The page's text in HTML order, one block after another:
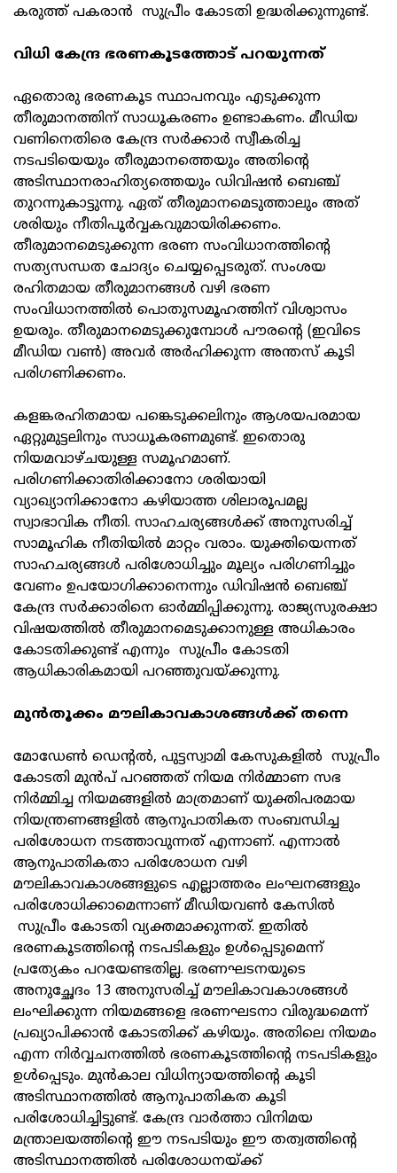
കരുത്ത് പകരാന്‍ സുപ്രീം കോടതി ഉദ്ധരിക്കുന്നുണ്ട്.
വിധി കേന്ദ്ര ഭരണകൂടത്തോട് പറയുന്നത്
ഏതൊരു ഭരണകൂട സ്ഥാപനവും എടുക്കുന്ന
തീരുമാനത്തിന് സാധൂകരണം ഉണ്ടാകണം. മീഡിയ
വണിനെതിരെ കേന്ദ്ര സര്‍ക്കാര്‍ സ്വീകരിച്ച
നടപടിയെയും തീരുമാനത്തെയും അതിന്റെ
അടിസ്ഥാനരാഹിത്യത്തെയും ഡിവിഷന്‍ ബെഞ്ച്
തുറന്നുകാട്ടുന്നു. ഏത് തീരുമാനമെടുത്താലും അത്
ശരിയും നീതിപൂര്‍വ്വകവുമായിരിക്കണം.
തീരുമാനമെടുക്കുന്ന ഭരണ സംവിധാനത്തിന്റെ
സത്യസന്ധത ചോദ്യം ചെയ്യപ്പെടരുത്. സംശയ
രഹിതമായ തീരുമാനങ്ങള്‍ വഴി ഭരണ
സംവിധാനത്തില്‍ പൊതുസമൂഹത്തിന് വിശ്വാസം
ഉയരും. തീരുമാനമെടുക്കുമ്പോള്‍ പൗരന്റെ (ഇവിടെ
മീഡിയ വണ്‍) അവര്‍ അര്‍ഹിക്കുന്ന അന്തസ് കൂടി
പരിഗണിക്കണം.
കളങ്കരഹിതമായ പങ്കെടുക്കലിനും ആശയപരമായ
ഏറ്റുമുട്ടലിനും സാധൂകരണമുണ്ട്. ഇതൊരു
നിയമവാഴ്ചയുള്ള സമൂഹമാണ്.
പരിഗണിക്കാതിരിക്കാനോ ശരിയായി
വ്യാഖ്യാനിക്കാനോ കഴിയാത്ത ശിലാരൂപമല്ല
സ്വാഭാവിക നീതി. സാഹചര്യങ്ങള്‍ക്ക് അനുസരിച്ച്
സാമൂഹിക നീതിയില്‍ മാറ്റം വരാം. യുക്തിയെന്നത്
സാഹചര്യങ്ങള്‍ പരിശോധിച്ചും മൂല്യം പരിഗണിച്ചും
വേണം ഉപയോഗിക്കാനെന്നും ഡിവിഷന്‍ ബെഞ്ച്
കേന്ദ്ര സര്‍ക്കാരിനെ ഓര്‍മ്മിപ്പിക്കുന്നു. രാജ്യസുരക്ഷാ
വിഷയത്തില്‍ തീരുമാനമെടുക്കാനുള്ള അധികാരം
കോടതിക്കുണ്ട് എന്നും സുപ്രീം കോടതി
ആധികാരികമായി പറഞ്ഞുവയ്ക്കുന്നു.
മുന്‍തൂക്കം മൗലികാവകാശങ്ങള്‍ക്ക് തന്നെ
മോഡേണ്‍ ഡെന്റല്‍, പുട്ടസ്വാമി കേസുകളില്‍ സുപ്രീം
കോടതി മുന്‍പ് പറഞ്ഞത് നിയമ നിര്‍മ്മാണ സഭ
നിര്‍മ്മിച്ച നിയമങ്ങളില്‍ മാത്രമാണ് യുക്തിപരമായ
നിയന്ത്രണങ്ങളില്‍ ആനുപാതികത സംബന്ധിച്ച
പരിശോധന നടത്താവുന്നത് എന്നാണ്. എന്നാല്‍
ആനുപാതികതാ പരിശോധന വഴി
മൗലികാവകാശങ്ങളുടെ എല്ലാത്തരം ലംഘനങ്ങളും
പരിശോധിക്കാമെന്നാണ് മീഡിയവണ്‍ കേസില്‍
സുപ്രീം കോടതി വ്യക്തമാക്കുന്നത്. ഇതില്‍
ഭരണകൂടത്തിന്റെ നടപടികളും ഉള്‍പ്പെടുമെന്ന്
പ്രത്യേകം പറയേണ്ടതില്ല. ഭരണഘടനയുടെ
അനുച്ഛേദം 13 അനുസരിച്ച് മൗലികാവകാശങ്ങള്‍
ലംഘിക്കുന്ന നിയമങ്ങളെ ഭരണഘടനാ വിരുദ്ധമെന്ന്
പ്രഖ്യാപിക്കാന്‍ കോടതിക്ക് കഴിയും. അതിലെ നിയമം
എന്ന നിര്‍വ്വചനത്തില്‍ ഭരണകൂടത്തിന്റെ നടപടികളും
ഉള്‍പ്പെടും. മുന്‍കാല വിധിന്യായത്തിന്റെ കൂടി
അടിസ്ഥാനത്തില്‍ ആനുപാതികത കൂടി
പരിശോധിച്ചിട്ടുണ്ട്. കേന്ദ്ര വാര്‍ത്താ വിനിമയ
മന്ത്രാലയത്തിന്റെ ഈ നടപടിയും ഈ തത്വത്തിന്റെ
അടിസ്ഥാനത്തില്‍ പരിശോധനയ്ക്ക്